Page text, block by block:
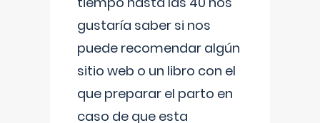
gustaría saber si nos
puede recomendar algún
sitio web o un libro con el
que preparar el parto en
caso de que esta